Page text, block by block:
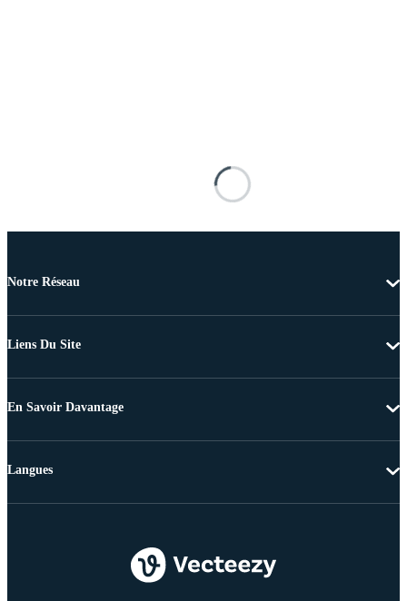
Notre Réseau
Liens Du Site
En Savoir Davantage
Langues